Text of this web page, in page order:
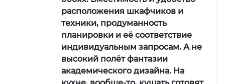
расположения шкафчиков и
техники, продуманность
планировки и её соответствие
индивидуальным запросам. А не
высокий полёт фантазии
академического дизайна. На